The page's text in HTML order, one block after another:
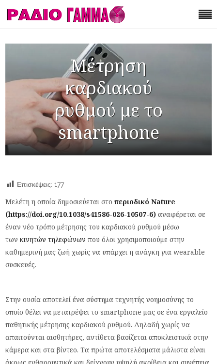
Μέτρηση
καρδιακού
ρυθμού με το
smartphone
Επισκέψεις: 177
Μελέτη η οποία δημοσιεύεται στοπεριοδικό Nature
(https://doi.org/10.1038/s41586-026-10507-6) αναφέρεται σε
έναν νέο τρόπο μέτρησης του καρδιακού ρυθμού μέσω
των κινητών τηλεφώνων που όλοι χρησιμοποιούμε στην
καθημερινή μας ζωή χωρίς να υπάρχει η ανάγκη για wearable
συσκευές.
Στην ουσία αποτελεί ένα σύστημα τεχνητής νοημοσύνης το
οποίο θέλει να μετατρέψει το smartphone μας σε ένα εργαλείο
παθητικής μέτρησης καρδιακού ρυθμού. Δηλαδή χωρίς να
απαιτούνται αισθητήρες, αντίθετα βασίζεται αποκλειστικά στην
κάμερα και στα βίντεο. Τα πρώτα αποτελέσματα μάλιστα είναι